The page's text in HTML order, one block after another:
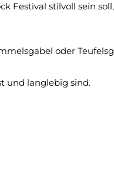
Festival stilvoll sein
oder
und langlebig sind.